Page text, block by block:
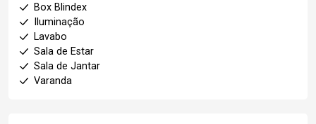
Box Blindex
Iluminação
Lavabo
Sala de Estar
Sala de Jantar
Varanda